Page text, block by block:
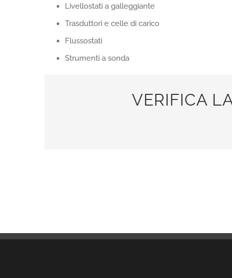
Livellostati a galleggiante
Trasduttori e celle di carico
Flussostati
Strumenti a sonda
VERIFICA